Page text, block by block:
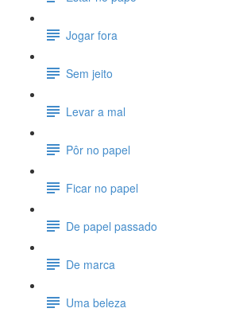
Jogar fora
Sem jeito
Levar a mal
Pôr no papel
Ficar no papel
De papel passado
De marca
Uma beleza